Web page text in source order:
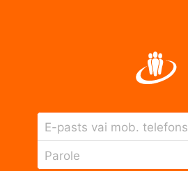
E-pasts vai mob. telefons
Parole